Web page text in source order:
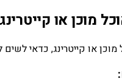
מוכן או קייטרינג
מוכן או קייטרינג, כדאי